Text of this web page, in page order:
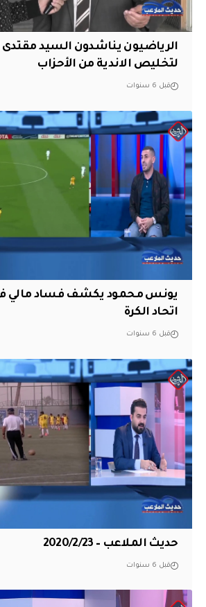
الرياضيون يناشدون السيد مقتدى
لتخليص الاندية من الأحزاب
قبل 6 سنوات
يونس محمود يكشف فساد مالي
اتحاد الكرة
قبل 6 سنوات
حديث الملاعب – 2020/2/23
قبل 6 سنوات